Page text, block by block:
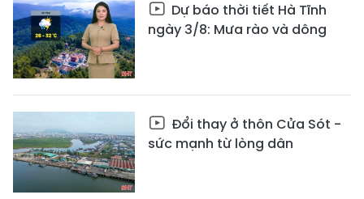
Dự báo thời tiết Hà Tĩnh
ngày 3/8: Mưa rào và dông
Đổi thay ở thôn Cửa Sót -
sức mạnh từ lòng dân